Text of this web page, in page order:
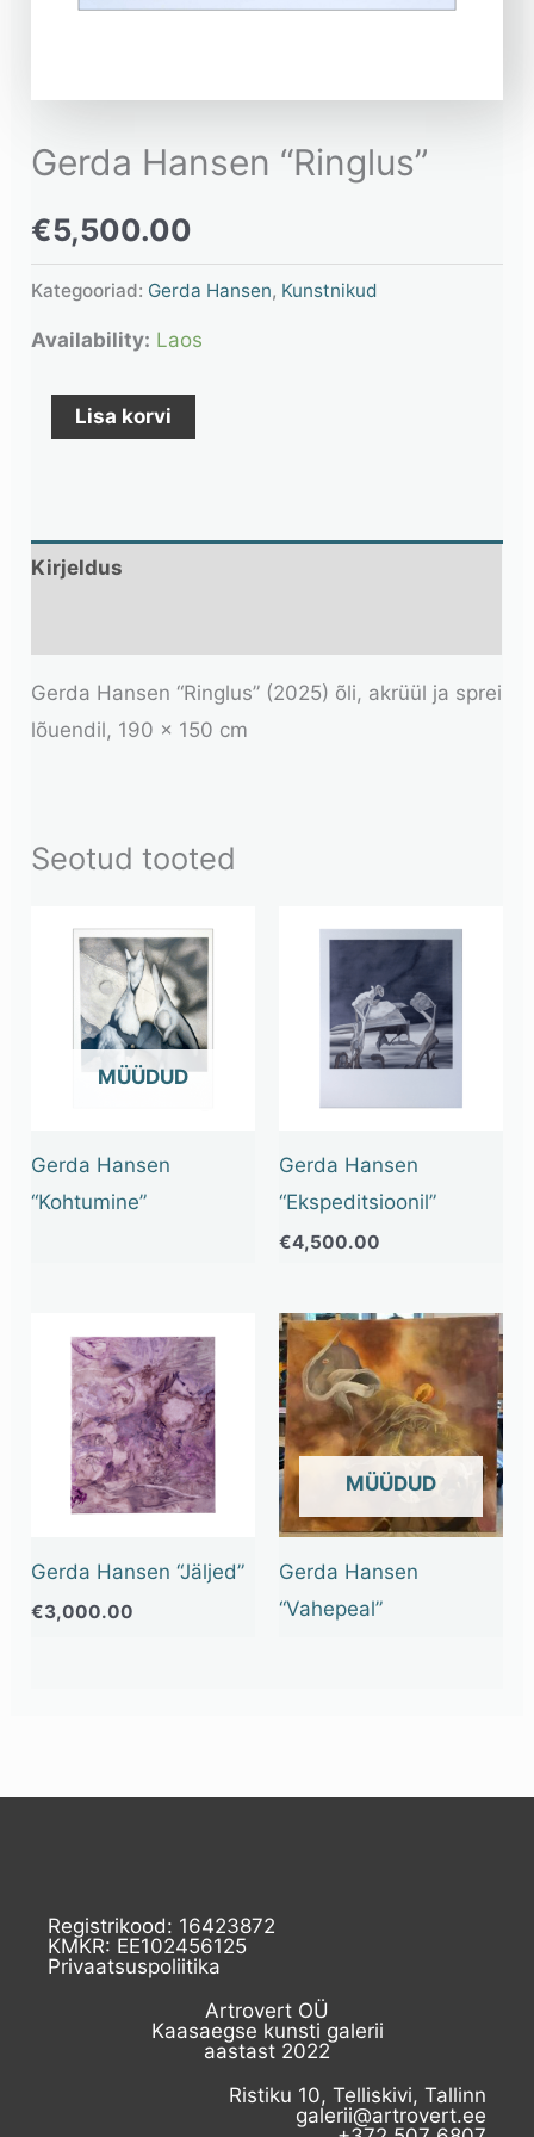
Gerda Hansen “Ringlus”
€5,500.00
Kategooriad: Gerda Hansen, Kunstnikud
Availability: Laos
Lisa korvi
Kirjeldus
Gerda Hansen “Ringlus” (2025) õli, akrüül ja sprei
lõuendil, 190 x 150 cm
Seotud tooted
OUT OF STOCK
Gerda Hansen
“Kohtumine”
Gerda Hansen
“Ekspeditsioonil”
€4,500.00
Gerda Hansen “Jäljed”
€3,000.00
OUT OF STOCK
Gerda Hansen
“Vahepeal”
Registrikood: 16423872
KMKR: EE102456125
Privaatsuspoliitika
Artrovert OÜ
Kaasaegse kunsti galerii
aastast 2022
Ristiku 10, Telliskivi, Tallinn
galerii@artrovert.ee